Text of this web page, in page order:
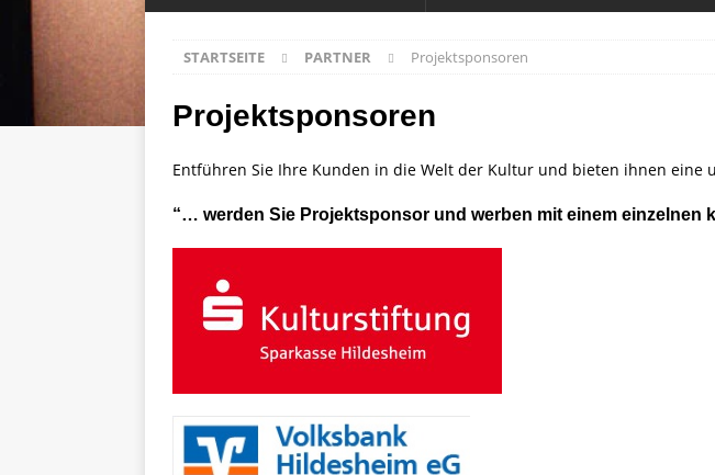
STARTSEITE PARTNER Projektsponsoren
Projektsponsoren
Entführen Sie Ihre Kunden in die Welt der Kultur und bieten ihnen eine
“… werden Sie Projektsponsor und werben mit einem einzelnen